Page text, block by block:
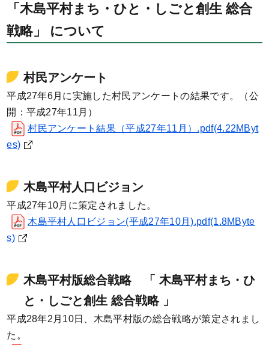
「木島平村まち・ひと・しごと創生 総合
戦略」 について
村民アンケート
平成27年6月に実施した村民アンケートの結果です。（公
開：平成27年11月）
村民アンケート結果（平成27年11月）.pdf(4.22MByt
es)
木島平村人口ビジョン
平成27年10月に策定されました。
木島平村人口ビジョン(平成27年10月).pdf(1.8MByte
s)
木島平村版総合戦略 「 木島平村まち・ひ
と・しごと創生 総合戦略 」
平成28年2月10日、木島平村版の総合戦略が策定されまし
た。